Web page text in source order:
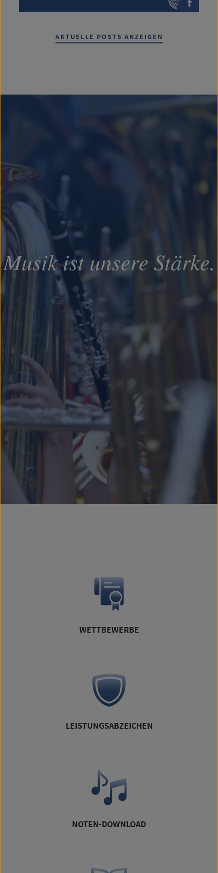
AKTUELLE POSTS ANZEIGEN
Musik ist unsere Stärke.
WETTBEWERBE
LEISTUNGSABZEICHEN
NOTEN-DOWNLOAD